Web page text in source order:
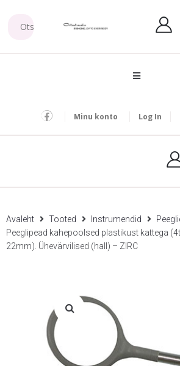
Minu konto Log In
Avaleht Tooted Instrumendid
Peeglipead kahepoolsed plastikust kattega
22mm). Ühevärvilised (hall) – ZIRC